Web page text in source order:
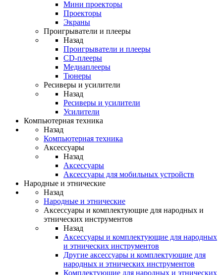
Мини проекторы
Проекторы
Экраны
Проигрыватели и плееры
Назад
Проигрыватели и плееры
CD-плееры
Медиаплееры
Тюнеры
Ресиверы и усилители
Назад
Ресиверы и усилители
Усилители
Компьютерная техника
Назад
Компьютерная техника
Аксессуары
Назад
Аксессуары
Аксессуары для мобильных устройств
Народные и этнические
Назад
Народные и этнические
Аксессуары и комплектующие для народных и
этнических инструментов
Назад
Аксессуары и комплектующие для народных
и этнических инструментов
Другие аксессуары и комплектующие для
народных и этнических инструментов
Комплектующие для народных и этнических